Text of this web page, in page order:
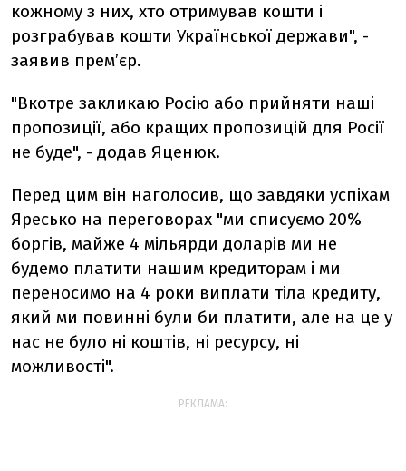
кожному з них, хто отримував кошти і
розграбував кошти Української держави", -
заявив прем’єр.
"Вкотре закликаю Росію або прийняти наші
пропозиції, або кращих пропозицій для Росії
не буде", - додав Яценюк.
Перед цим він наголосив, що завдяки успіхам
Яресько на переговорах "ми списуємо 20%
боргів, майже 4 мільярди доларів ми не
будемо платити нашим кредиторам і ми
переносимо на 4 роки виплати тіла кредиту,
який ми повинні були би платити, але на це у
нас не було ні коштів, ні ресурсу, ні
можливості".
РЕКЛАМА: